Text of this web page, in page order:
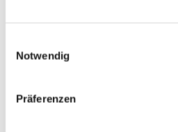
Notwendig
Präferenzen